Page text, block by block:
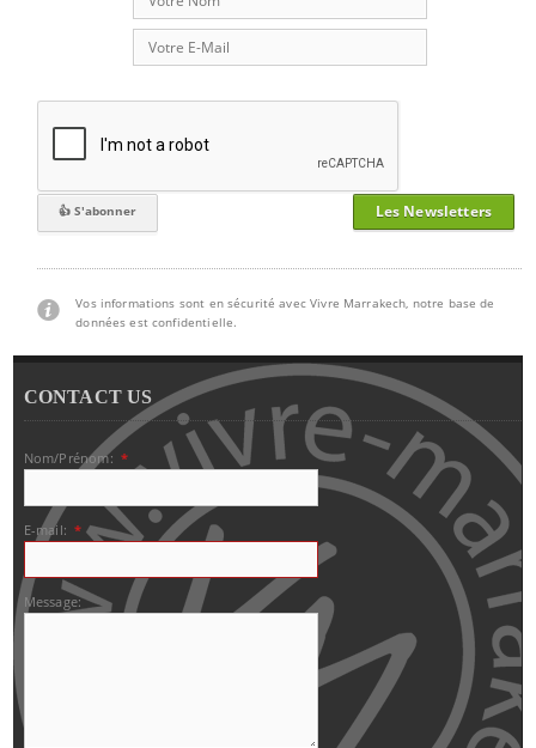
Les Newsletters
Vos informations sont en sécurité avec Vivre Marrakech, notre base de
données est confidentielle.
CONTACT US
Nom/Prénom: *
E-mail: *
Message: